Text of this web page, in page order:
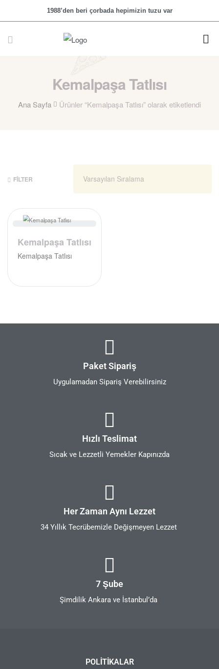
1988’den beri çorbada hepimizin tuzu var
Kemalpaşa Tatlısı
Ana Sayfa Ürünler “Kemalpaşa Tatlısı” olarak etiketlendi
FILTER
Kemalpaşa Tatlısı
Kemalpaşa Tatlısı
Paket Sipariş
Uygulamadan Sipariş Verebilirsiniz
Hızlı Teslimat
Sıcak ve Lezzetli Yemekler Kapınızda
Her Zaman Aynı Lezzet
34 Yıllık Tecrübemizle Değişmeyen Lezzet
7 Şube
Şimdilik Ankara ve İstanbul’da
POLITIKALAR